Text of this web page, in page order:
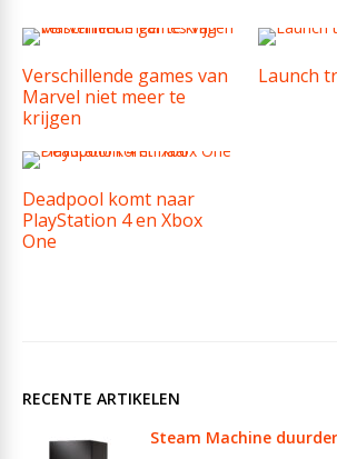
Verschillende games van
Marvel niet meer te
krijgen
Launch
Deadpool komt naar
PlayStation 4 en Xbox
One
RECENTE ARTIKELEN
Steam Machine